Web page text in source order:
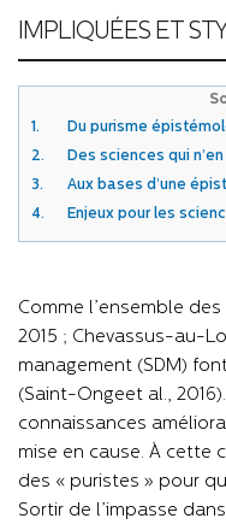
IMPLIQUÉES ET
1.
Du purisme
2.
Des sciences qui
3.
Aux bases d’une
4.
Enjeux pour les
Comme l’ensemble
2015 ; Chevassus-au-
management (SDM)
(Saint-Ongeet al.,
connaissances
mise en cause. À cette
des « puristes » pour
Sortir de l’impasse